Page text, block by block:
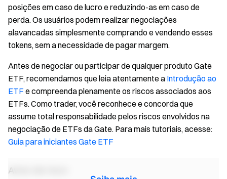
posições em caso de lucro e reduzindo-as em caso de
perda. Os usuários podem realizar negociações
alavancadas simplesmente comprando e vendendo esses
tokens, sem a necessidade de pagar margem.
Antes de negociar ou participar de qualquer produto Gate
ETF, recomendamos que leia atentamente a Introdução ao
ETF e compreenda plenamente os riscos associados aos
ETFs. Como trader, você reconhece e concorda que
assume total responsabilidade pelos riscos envolvidos na
negociação de ETFs da Gate. Para mais tutoriais, acesse:
Guia para iniciantes Gate ETF
Aviso de risco